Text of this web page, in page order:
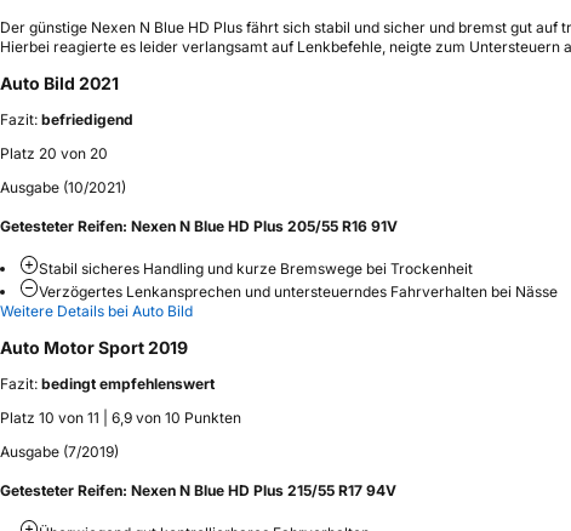
Der günstige Nexen N Blue HD Plus fährt sich stabil und sicher und bremst gut
Hierbei reagierte es leider verlangsamt auf Lenkbefehle, neigte zum
Auto Bild 2021
Fazit: befriedigend
Platz 20 von 20
Ausgabe (10/2021)
Getesteter Reifen: Nexen N Blue HD Plus 205/55 R16 91V
Stabil sicheres Handling und kurze Bremswege bei Trockenheit
Verzögertes Lenkansprechen und untersteuerndes Fahrverhalten bei Nässe
Weitere Details bei Auto Bild
Auto Motor Sport 2019
Fazit: bedingt empfehlenswert
Platz 10 von 11 | 6,9 von 10 Punkten
Ausgabe (7/2019)
Getesteter Reifen: Nexen N Blue HD Plus 215/55 R17 94V